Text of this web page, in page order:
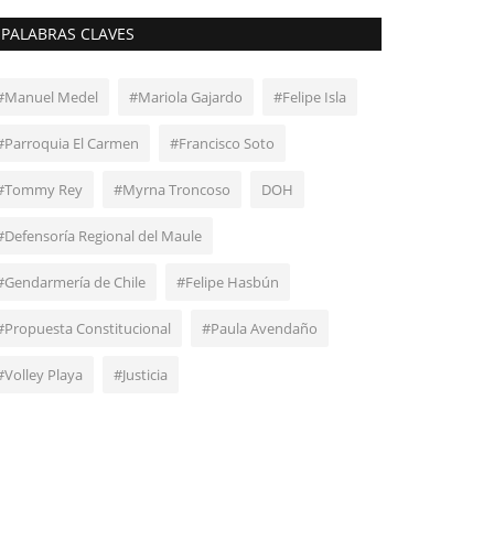
PALABRAS CLAVES
Medel #Mariola Gajardo #Felipe Isla
El Carmen #Francisco Soto
Rey #Myrna Troncoso DOH
Regional del Maule
de Chile #Felipe Hasbún
Constitucional #Paula Avendaño
Playa #Justicia